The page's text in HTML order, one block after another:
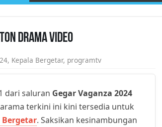
Drama Video
, Kepala Bergetar, programtv
dari saluran Gegar Vaganza 2024
terkini ini kini tersedia untuk
Bergetar. Saksikan kesinambungan